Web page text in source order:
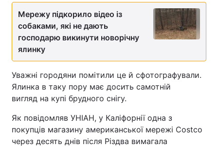
Мережу підкорило відео із
собаками, які не дають
господарю викинути новорічну
ялинку
Уважні городяни помітили це й сфотографували.
Ялинка в таку пору має досить самотній
вигляд на купі брудного снігу.
Як повідомляв УНІАН, у Каліфорнії одна з
покупців магазину американської мережі Costco
через десять днів після Різдва вимагала